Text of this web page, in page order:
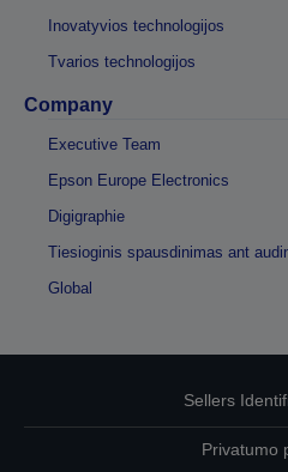
Inovatyvios technologijos
Tvarios technologijos
Company
Executive Team
Epson Europe Electronics
Digigraphie
Tiesioginis spausdinimas ant
Global
Sellers
Privatumo